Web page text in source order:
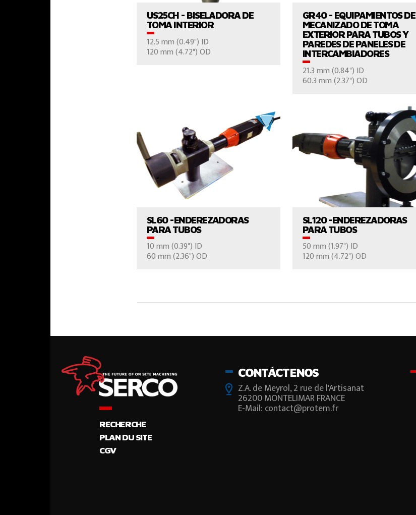
US25CH - BISELADORA DE
TOMA INTERIOR
12.5 mm (0.49") ID
120 mm (4.72") OD
GR40 - EQUIPAMIENTOS DE
MECANIZADO DE TOMA
EXTERIOR PARA TUBOS Y
PAREDES DE PANELES DE
INTERCAMBIADORES
21.3 mm (0.84") ID
60.3 mm (2.37") OD
CONTÁCTENOS
SL60 -ENDEREZADORAS
PARA TUBOS
10 mm (0.39") ID
60 mm (2.36") OD
VER EL PRODUCTO
CONTÁCTENOS
SL120 -ENDEREZADORAS
PARA TUBOS
50 mm (1.97") ID
120 mm (4.72") OD
VER EL PRODUCTO
CONTÁCTENOS
RECHERCHE
PLAN DU SITE
CGV
CONTÁCTENOS
Z.A. de Meyrol, 2 rue de l'Artisanat
26200 MONTELIMAR FRANCE
E-Mail: contact@protem.fr